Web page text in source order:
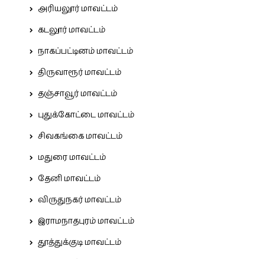
அரியலூர் மாவட்டம்
கடலூர் மாவட்டம்
நாகப்பட்டினம் மாவட்டம்
திருவாரூர் மாவட்டம்
தஞ்சாவூர் மாவட்டம்
புதுக்கோட்டை மாவட்டம்
சிவகங்கை மாவட்டம்
மதுரை மாவட்டம்
தேனி மாவட்டம்
விருதுநகர் மாவட்டம்
இராமநாதபுரம் மாவட்டம்
தூத்துக்குடி மாவட்டம்